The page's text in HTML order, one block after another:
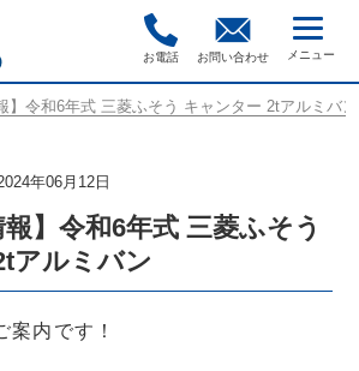
お電話 お問い合わせ
】令和6年式 三菱ふそう キャンター 2tアルミバン
年06月12日
報】令和6年式 三菱ふそう
アルミバン
案内です！